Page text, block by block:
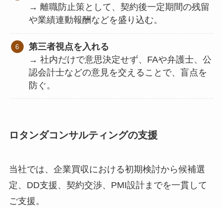
→ 離職防止策として、契約後一定期間の残留
や業績連動報酬などを盛り込む。
第三者視点を入れる
→ 社内だけで意思決定せず、FAや弁護士、公
認会計士などの意見を交えることで、盲点を
防ぐ。
ロタンダコンサルティングの支援
当社では、企業買収における初期検討から候補選
定、DD支援、契約交渉、PMI設計までを一貫して
ご支援。